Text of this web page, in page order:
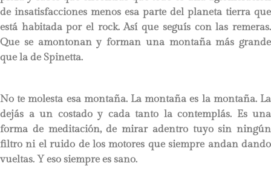
de insatisfacciones menos esa parte del planeta tierra que
está habitada por el rock. Así que seguís con las remeras.
Que se amontonan y forman una montaña más grande
que la de Spinetta.
No te molesta esa montaña. La montaña es la montaña. La
dejás a un costado y cada tanto la contemplás. Es una
forma de meditación, de mirar adentro tuyo sin ningún
filtro ni el ruido de los motores que siempre andan dando
vueltas. Y eso siempre es sano.